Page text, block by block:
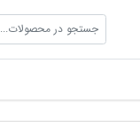
جستجو در محصولات...